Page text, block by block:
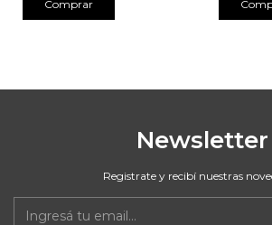
Newsletter
Registrate y recibí nuestras